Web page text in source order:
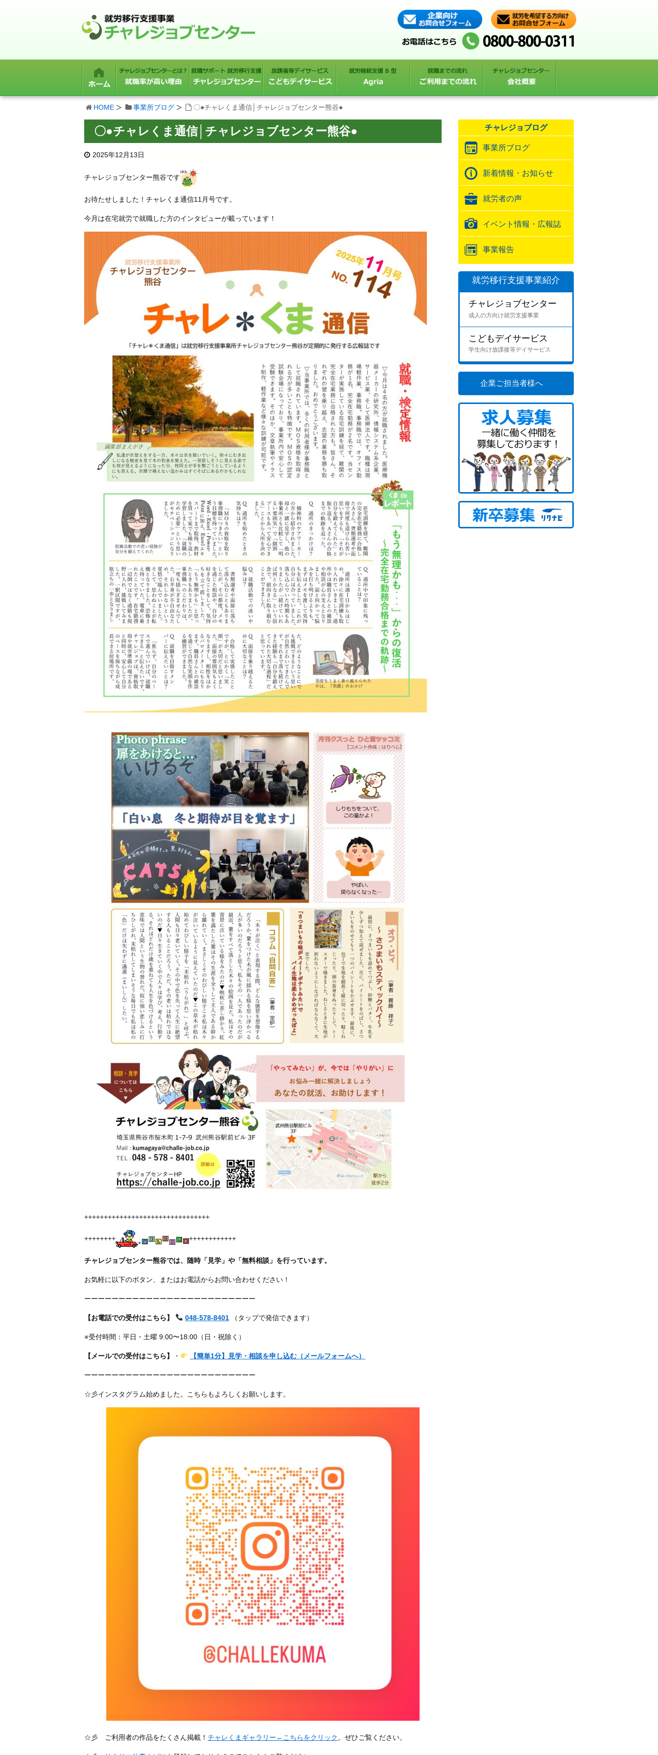
HOME 事業所ブログ 〇●チャレくま通信│チャレジョブセンター熊谷●
〇●チャレくま通信│チャレジョブセンター熊谷●
2025年12月13日
チャレジョブセンター熊谷です
お待たせしました！チャレくま通信11月号です。
今月は在宅就労で就職した方のインタビューが載っています！
++++++++++++++++++++++++++++++++
++++++++ ++++++++++++
チャレジョブセンター熊谷では、随時「見学」や「無料相談」を行っています。
お気軽に以下のボタン、またはお電話からお問い合わせください！
ーーーーーーーーーーーーーーーーーーーーーーーーー
【お電話での受付はこちら】 048-578-8401（タップで発信できます）
※受付時間：平日・土曜 9:00〜18:00（日・祝除く）
【メールでの受付はこちら】 ・ 【簡単1分】見学・相談を申し込む（メールフォームへ）
ーーーーーーーーーーーーーーーーーーーーーーーーー
☆彡インスタグラム始めました。こちらもよろしくお願いします。
☆彡 ご利用者の作品をたくさん掲載！ チャレくまギャラリー←こちらをクリック 。ぜひご覧ください。
チャレジョブログ
事業所ブログ
新着情報・お知らせ
就労者の声
イベント情報・広報誌
事業報告
就労移行支援事業紹介
チャレジョブセンター
成人の方向け就労支援事業
こどもデイサービス
学生向け放課後等デイサービス
企業ご担当者様へ